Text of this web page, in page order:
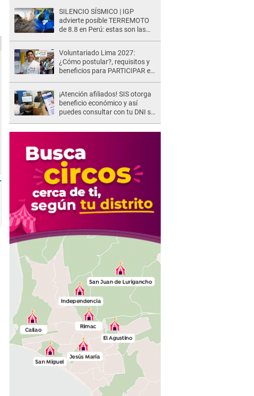
DESAGRADABLE momento:
"Me hizo sentir incómoda"
SILENCIO SÍSMICO | IGP
advierte posible TERREMOTO
de 8.8 en Perú: estas son las
Voluntariado Lima 2027:
¿Cómo postular?, requisitos y
beneficios para PARTICIPAR en
¡Atención afiliados! SIS otorga
beneficio económico y así
puedes consultar con tu DNI si